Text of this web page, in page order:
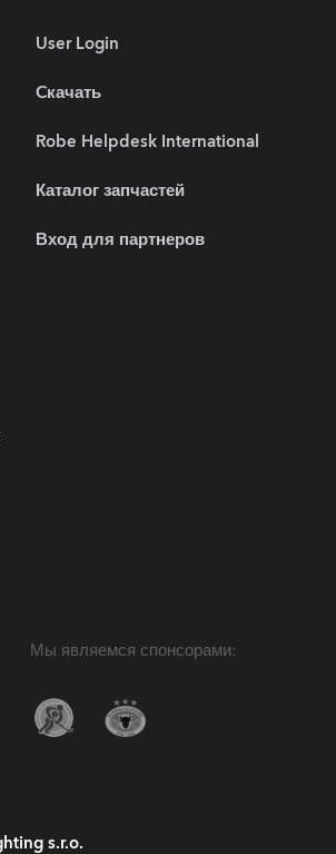
User Login
Cкачать
Robe Helpdesk International
Каталог запчастей
Вход для партнеров
Мы являемся спонсорами:
s.r.o.